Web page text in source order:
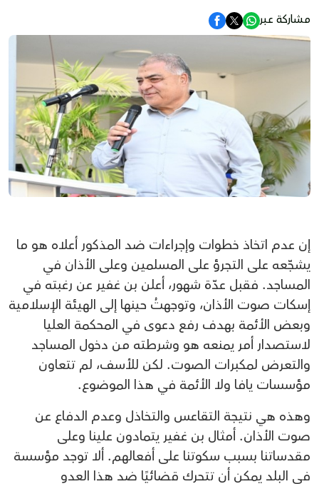
مشاركة عبر
إن عدم اتخاذ خطوات وإجراءات ضد المذكور أعلاه هو ما
يشجّعه على التجرؤ على المسلمين وعلى الأذان في
المساجد. فقبل عدّة شهور، أعلن بن غفير عن رغبته في
إسكات صوت الأذان، وتوجهتُ حينها إلى الهيئة الإسلامية
وبعض الأئمة بهدف رفع دعوى في المحكمة العليا
لاستصدار أمر يمنعه هو وشرطته من دخول المساجد
والتعرض لمكبرات الصوت. لكن للأسف، لم تتعاون
مؤسسات يافا ولا الأئمة في هذا الموضوع.
وهذه هي نتيجة التقاعس والتخاذل وعدم الدفاع عن
صوت الأذان. أمثال بن غفير يتمادون علينا وعلى
مقدساتنا بسبب سكوتنا على أفعالهم. ألا توجد مؤسسة
في البلد يمكن أن تتحرك قضائيًا ضد هذا العدو